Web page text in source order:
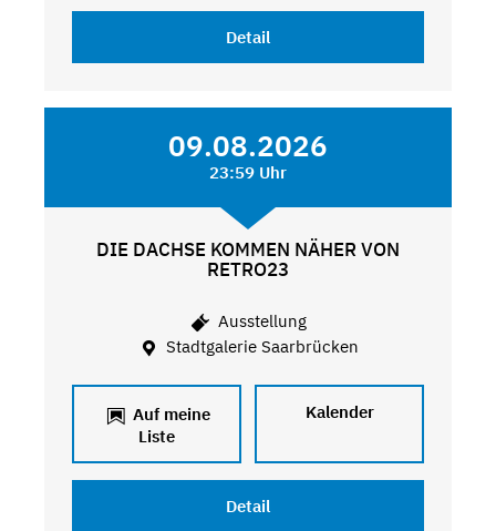
Detail
09.08.2026
23:59 Uhr
DIE DACHSE KOMMEN NÄHER VON
RETRO23
Ausstellung
Stadtgalerie Saarbrücken
Auf meine
Liste
Kalender
Detail